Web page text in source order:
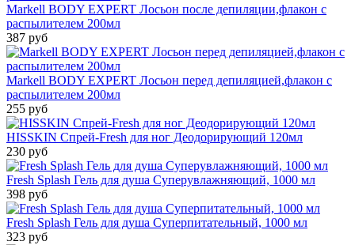
Markell BODY EXPERT Лосьон после депиляции,флакон с
распылителем 200мл
387 руб
Markell BODY EXPERT Лосьон перед депиляцией,флакон с
распылителем 200мл
255 руб
HISSKIN Спрей-Fresh для ног Деодорирующий 120мл
230 руб
Fresh Splash Гель для душа Суперувлажняющий, 1000 мл
398 руб
Fresh Splash Гель для душа Суперпитательный, 1000 мл
323 руб